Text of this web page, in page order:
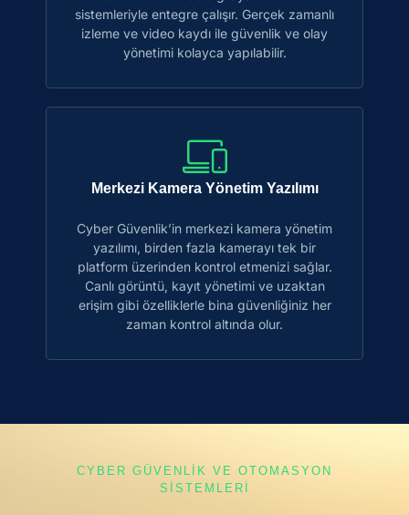
sistemleriyle entegre çalışır. Gerçek zamanlı
izleme ve video kaydı ile güvenlik ve olay
yönetimi kolayca yapılabilir.
Merkezi Kamera Yönetim Yazılımı
Cyber Güvenlik’in merkezi kamera yönetim
yazılımı, birden fazla kamerayı tek bir
platform üzerinden kontrol etmenizi sağlar.
Canlı görüntü, kayıt yönetimi ve uzaktan
erişim gibi özelliklerle bina güvenliğiniz her
zaman kontrol altında olur.
CYBER GÜVENLİK VE OTOMASYON
SİSTEMLERİ